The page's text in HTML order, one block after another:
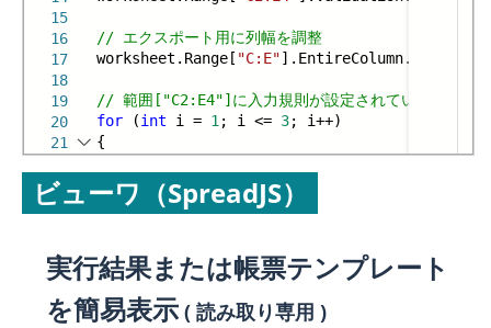
15
16
17
18
19
20
21
// エクスポート用に列幅を調整
worksheet.Range[ "C:E"
// 範囲["C2:E4"]に入力規則が設定されているかの判
for (int i = 1 ; i <= 3; i++)
{
ビューワ（SpreadJS）
実行結果または帳票テンプレート
を簡易表示 ( 読み取り専用 )